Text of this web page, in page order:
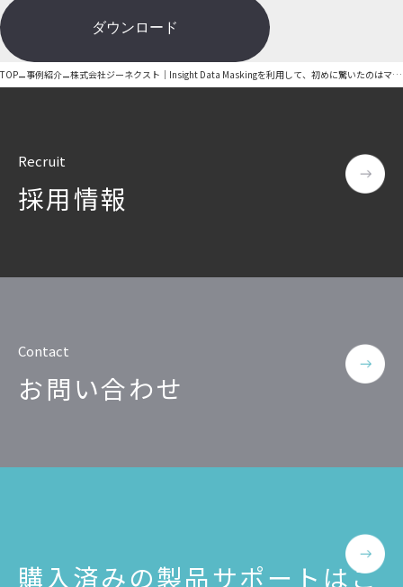
TOP–事例紹介– 株式会社ジーネクスト｜Insight Data Maskingを利用して、初めに驚いたのはマスキング処理の速さでした
Recruit
採用情報
Contact
お問い合わせ
購入済みの製品サポートはこ